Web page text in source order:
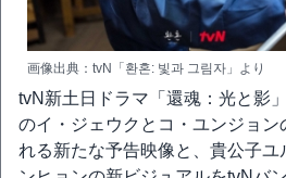
画像出典：tvN「환혼: 빛과 그림자」より
tvN新土日ドラマ「還魂：光と影
のイ・ジェウクとコ・ユンジョン
れる新たな予告映像と、貴公子ユ